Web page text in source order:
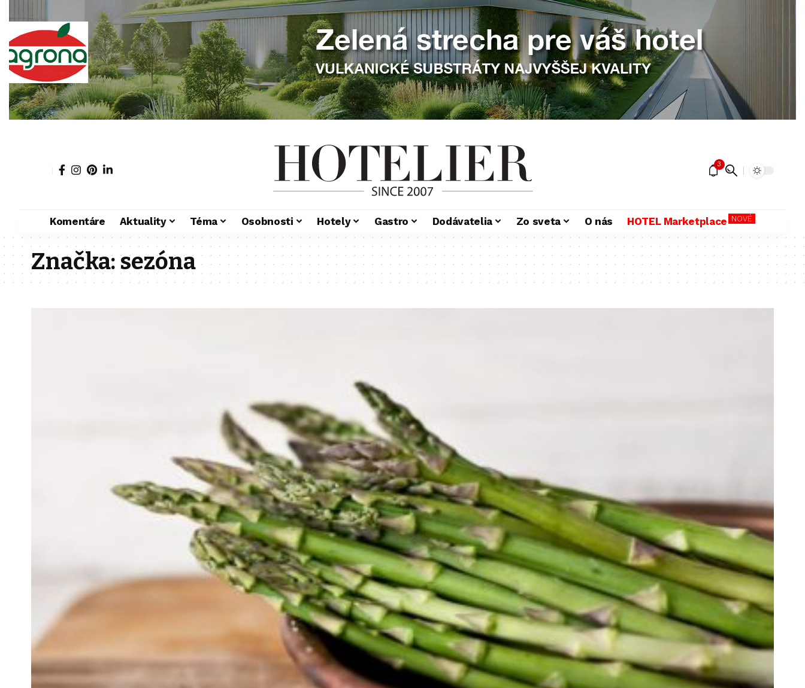
3
Komentáre Aktuality Téma Osobnosti Hotely Gastro Dodávatelia Zo sveta O nás HOTEL Marketplace NOVÉ
Značka:sezóna